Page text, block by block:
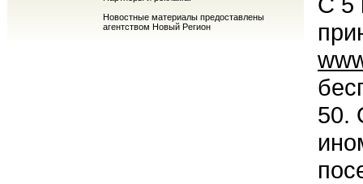
Новостные материалы предоставлены
агентством Новый Регион
50.